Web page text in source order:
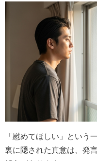
「慰めてほしい」という
裏に隠された真意は、発